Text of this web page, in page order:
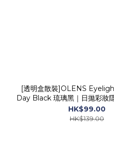
[透明盒散裝]OLENS
Day Black 琉璃黑｜日拋彩妝
10片
HK$99.00
HK$139.00